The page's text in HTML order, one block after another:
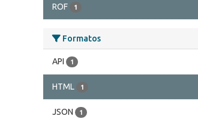
ROF 1
Formatos
API 1
HTML 1
JSON 1